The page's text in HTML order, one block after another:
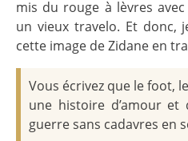
mis du rouge à lèvres
un vieux travelo. Et donc,
cette image de Zidane en
Vous écrivez que le foot,
une histoire d’amour
guerre sans cadavres en